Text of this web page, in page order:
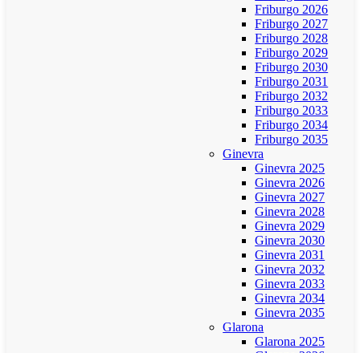
Friburgo 2026
Friburgo 2027
Friburgo 2028
Friburgo 2029
Friburgo 2030
Friburgo 2031
Friburgo 2032
Friburgo 2033
Friburgo 2034
Friburgo 2035
Ginevra
Ginevra 2025
Ginevra 2026
Ginevra 2027
Ginevra 2028
Ginevra 2029
Ginevra 2030
Ginevra 2031
Ginevra 2032
Ginevra 2033
Ginevra 2034
Ginevra 2035
Glarona
Glarona 2025